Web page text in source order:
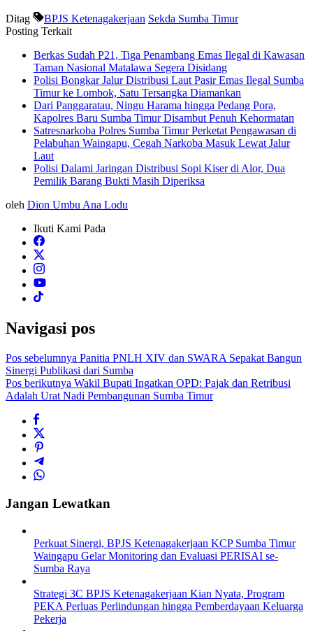
Ditag BPJS Ketenagakerjaan Sekda Sumba Timur
Posting Terkait
Berkas Sudah P21, Tiga Penambang Emas Ilegal di Kawasan
Taman Nasional Matalawa Segera Disidang
Polisi Bongkar Jalur Distribusi Laut Pasir Emas Ilegal Sumba
Timur ke Lombok, Satu Tersangka Diamankan
Dari Panggaratau, Ningu Harama hingga Pedang Pora,
Kapolres Baru Sumba Timur Disambut Penuh Kehormatan
Satresnarkoba Polres Sumba Timur Perketat Pengawasan di
Pelabuhan Waingapu, Cegah Narkoba Masuk Lewat Jalur
Laut
Polisi Dalami Jaringan Distribusi Sopi Kiser di Alor, Dua
Pemilik Barang Bukti Masih Diperiksa
oleh Dion Umbu Ana Lodu
Ikuti Kami Pada
Navigasi pos
Pos sebelumnya Panitia PNLH XIV dan SWARA Sepakat Bangun
Sinergi Publikasi dari Sumba
Pos berikutnya Wakil Bupati Ingatkan OPD: Pajak dan Retribusi
Adalah Urat Nadi Pembangunan Sumba Timur
Jangan Lewatkan
Perkuat Sinergi, BPJS Ketenagakerjaan KCP Sumba Timur
Waingapu Gelar Monitoring dan Evaluasi PERISAI se-
Sumba Raya
Strategi 3C BPJS Ketenagakerjaan Kian Nyata, Program
PEKA Perluas Perlindungan hingga Pemberdayaan Keluarga
Pekerja